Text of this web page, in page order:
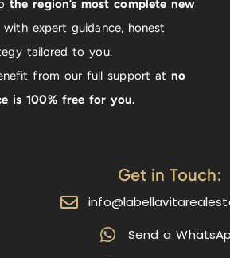
expert guidance, honest
tailored to you.
from our full support at no
is 100% free for you.
Get in Touch:
Send a